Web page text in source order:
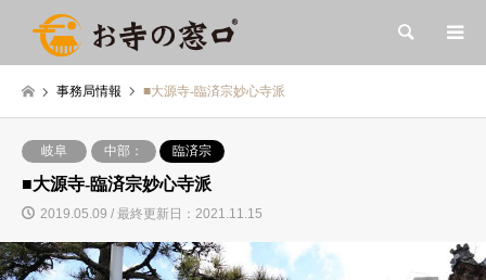
検索
事務局情報 ■大源寺-臨済宗妙心寺派
岐阜 中部： 臨済宗
■大源寺-臨済宗妙心寺派
2019.05.09 / 最終更新日：2021.11.15